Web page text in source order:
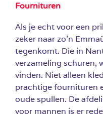
Fournituren
Als je echt voor een
zeker naar zo’n
tegenkomt. Die in
verzameling schuren,
vinden. Niet alleen
prachtige fournituren
oude spullen. De
voor mannen is er